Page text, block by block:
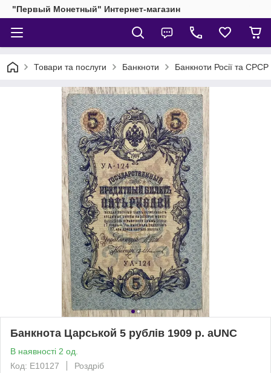
"Первый Монетный" Интернет-магазин
Товари та послуги Банкноти Банкноти Росії та СРСР
Банкнота Царськой 5 рублів 1909 р. aUNC
В наявності 2 од.
Код: Е10127
Роздріб